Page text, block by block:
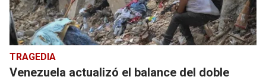
TRAGEDIA
Venezuela actualizó el balance del doble